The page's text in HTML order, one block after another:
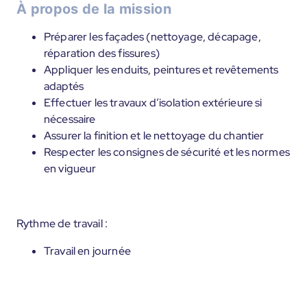
À propos de la mission
Préparer les façades (nettoyage, décapage,
réparation des fissures)
Appliquer les enduits, peintures et revêtements
adaptés
Effectuer les travaux d’isolation extérieure si
nécessaire
Assurer la finition et le nettoyage du chantier
Respecter les consignes de sécurité et les normes
en vigueur
Rythme de travail :
Travail en journée